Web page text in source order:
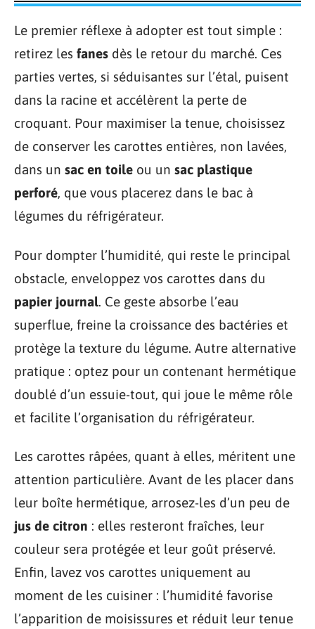
Le premier réflexe à adopter est tout simple :
retirez les fanes dès le retour du marché. Ces
parties vertes, si séduisantes sur l’étal, puisent
dans la racine et accélèrent la perte de
croquant. Pour maximiser la tenue, choisissez
de conserver les carottes entières, non lavées,
dans un sac en toile ou un sac plastique
perforé, que vous placerez dans le bac à
légumes du réfrigérateur.
Pour dompter l’humidité, qui reste le principal
obstacle, enveloppez vos carottes dans du
papier journal. Ce geste absorbe l’eau
superflue, freine la croissance des bactéries et
protège la texture du légume. Autre alternative
pratique : optez pour un contenant hermétique
doublé d’un essuie-tout, qui joue le même rôle
et facilite l’organisation du réfrigérateur.
Les carottes râpées, quant à elles, méritent une
attention particulière. Avant de les placer dans
leur boîte hermétique, arrosez-les d’un peu de
jus de citron : elles resteront fraîches, leur
couleur sera protégée et leur goût préservé.
Enfin, lavez vos carottes uniquement au
moment de les cuisiner : l’humidité favorise
l’apparition de moisissures et réduit leur tenue